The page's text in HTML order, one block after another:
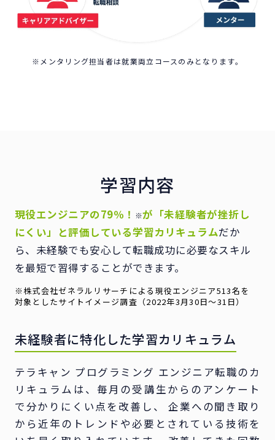
※メンタリング担当者は就業両立コースのみとなります。
学習内容
現役エンジニアの79％！ ※が「未経験者が挫折し
にくい」と評価している学習カリキュラムだか
ら、 未経験でも安心して転職成功に必要なスキル
を最短で習得することができます。
※株式会社ゼネラルリサーチによる現役エンジニア513名を
対象としたサイトイメージ調査 （2022年3月30日〜31日）
未経験者に特化した学習カリキュラム
テラキャン プログラミング エンジニア転職のカ
リキュラムは、毎月の受講生からのアンケート
で分かりにくい点を改善し、 企業への聞き取り
から近年のトレンドや必要とされている技術を